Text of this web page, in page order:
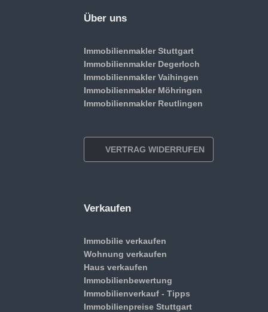
Über uns
Immobilienmakler Stuttgart
Immobilienmakler Degerloch
Immobilienmakler Vaihingen
Immobilienmakler Möhringen
Immobilienmakler Reutlingen
VERTRAG WIDERRUFEN
Verkaufen
Immobilie verkaufen
Wohnung verkaufen
Haus verkaufen
Immobilienbewertung
Immobilienverkauf - Tipps
Immobilienpreise Stuttgart